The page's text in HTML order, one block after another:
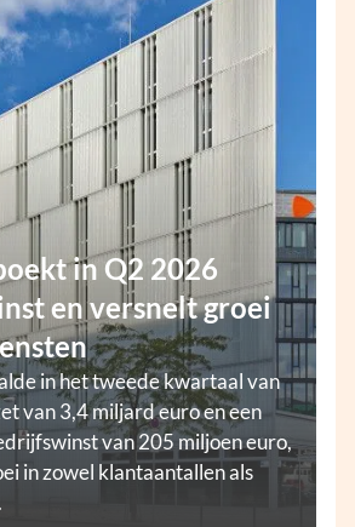
in Q2 2026
en versnelt groei
in het tweede kwartaal van
van 3,4 miljard euro en een
van 205 miljoen euro,
in zowel klantaantallen als